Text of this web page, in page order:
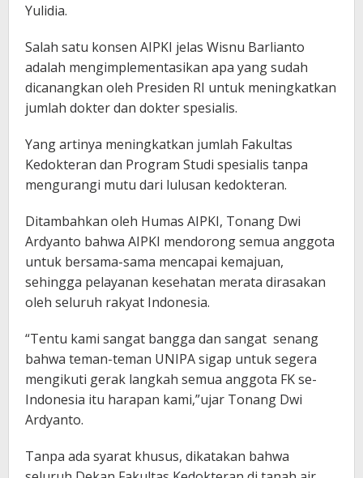
Yulidia.
Salah satu konsen AIPKI jelas Wisnu Barlianto
adalah mengimplementasikan apa yang sudah
dicanangkan oleh Presiden RI untuk meningkatkan
jumlah dokter dan dokter spesialis.
Yang artinya meningkatkan jumlah Fakultas
Kedokteran dan Program Studi spesialis tanpa
mengurangi mutu dari lulusan kedokteran.
Ditambahkan oleh Humas AIPKI, Tonang Dwi
Ardyanto bahwa AIPKI mendorong semua anggota
untuk bersama-sama mencapai kemajuan,
sehingga pelayanan kesehatan merata dirasakan
oleh seluruh rakyat Indonesia.
“Tentu kami sangat bangga dan sangat senang
bahwa teman-teman UNIPA sigap untuk segera
mengikuti gerak langkah semua anggota FK se-
Indonesia itu harapan kami,”ujar Tonang Dwi
Ardyanto.
Tanpa ada syarat khusus, dikatakan bahwa